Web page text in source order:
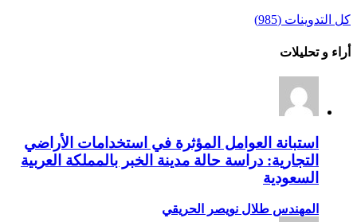
كل التدوينات (985)
أراء و تحليلات
استبانة العوامل المؤثرة في استخدامات الأراضي
التجارية: دراسة حالة مدينة الخبر بالمملكة العربية
السعودية
المهندس طلال نويصر الحريقي